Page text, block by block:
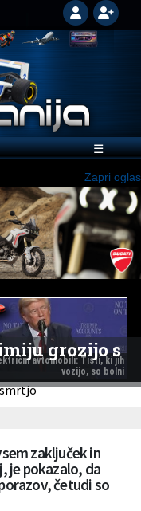
☰
Zapri oglas
avtomobili: Tisti, ki jih
vozijo, so bolni
grozijo s
zaključek in
je pokazalo, da
četudi so